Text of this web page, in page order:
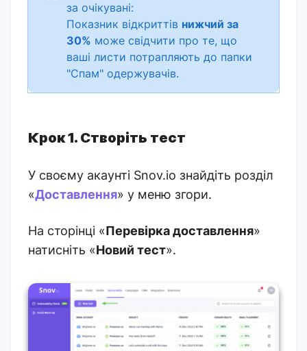
за очікувані:
Показник відкриттів нижчий за
30% може свідчити про те, що
ваші листи потрапляють до папки
"Спам" одержувачів.
Крок 1. Створіть тест
У своєму акаунті Snov.io знайдіть розділ
«Доставлення» у меню згори.
На сторінці «Перевірка доставлення»
натисніть «Новий тест».